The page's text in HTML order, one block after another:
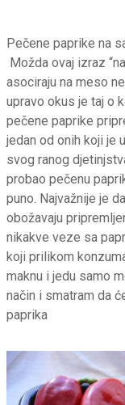
Pečene paprike na
Možda ovaj izraz
asociraju na meso
upravo okus je taj o
pečene paprike
jedan od onih koji je
svog ranog
probao pečenu
puno. Najvažnije je
obožavaju
nikakve veze sa
koji prilikom
maknu i jedu samo
način i smatram da
paprika